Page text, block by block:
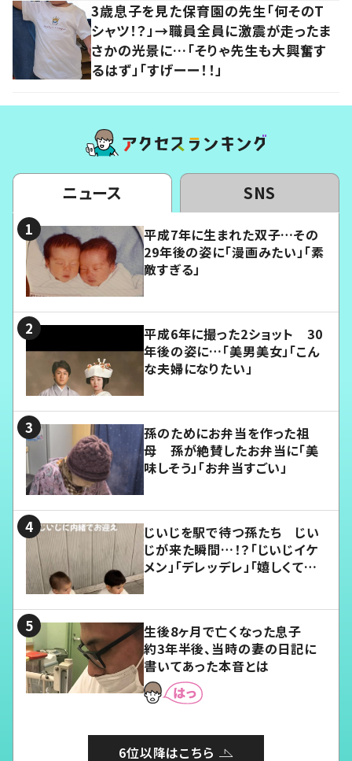
3歳息子を見た保育園の先生「何そのT
シャツ！？」→職員全員に激震が走ったま
さかの光景に…「そりゃ先生も大興奮す
るはず」「すげーー！！」
ニュース SNS
平成7年に生まれた双子…その
29年後の姿に「漫画みたい」「素
敵すぎる」
平成6年に撮った2ショット 30
年後の姿に…「美男美女」「こん
な夫婦になりたい」
孫のためにお弁当を作った祖
母 孫が絶賛したお弁当に「美
味しそう」「お弁当すごい」
じいじを駅で待つ孫たち じい
じが来た瞬間…！？「じいじイケ
メン」「デレッデレ」「嬉しくて可
生後8ヶ月で亡くなった息子
約3年半後、当時の妻の日記に
書いてあった本音とは
6位以降はこちら